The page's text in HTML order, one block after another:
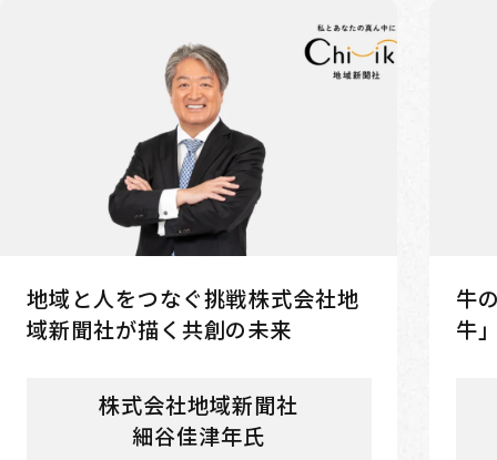
地域と人をつなぐ挑戦――株式会社地
域新聞社が描く共創の未来
株式会社地域新聞社
細谷佳津年氏
牛
牛